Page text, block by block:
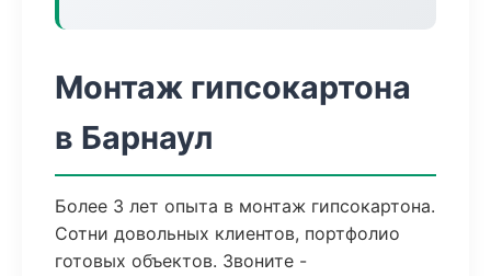
Монтаж гипсокартона
в Барнаул
Более 3 лет опыта в монтаж гипсокартона.
Сотни довольных клиентов, портфолио
готовых объектов. Звоните -